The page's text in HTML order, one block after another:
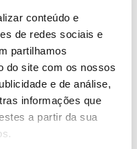
conteúdo e
de redes sociais e
partilhamos
do site com os nossos
e de análise,
informações que
a partir da sua
de Direito,
nos seus 27 de
foi também
na